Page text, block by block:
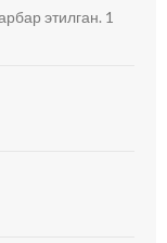
этилган. 1